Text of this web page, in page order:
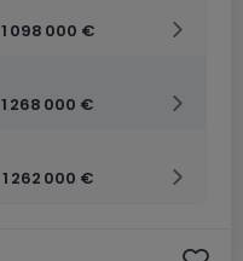
1 098 000 €
1 268 000 €
1 262 000 €